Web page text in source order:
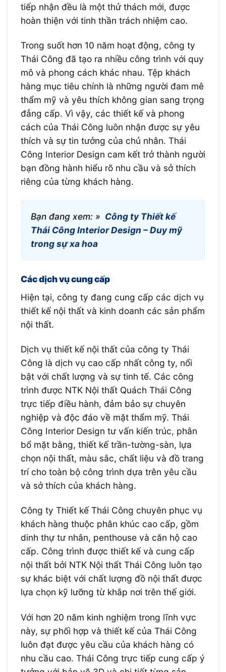
tiếp nhận đều là một thử thách mới, được
hoàn thiện với tinh thần trách nhiệm cao.
Trong suốt hơn 10 năm hoạt động, công ty
Thái Công đã tạo ra nhiều công trình với quy
mô và phong cách khác nhau. Tệp khách
hàng mục tiêu chính là những người đam mê
thẩm mỹ và yêu thích không gian sang trọng
đẳng cấp. Vì vậy, các thiết kế và phong
cách của Thái Công luôn nhận được sự yêu
thích và sự tin tưởng của chủ nhân. Thái
Công Interior Design cam kết trở thành người
bạn đồng hành hiểu rõ nhu cầu và sở thích
riêng của từng khách hàng.
Bạn đang xem: » Công ty Thiết kế
Thái Công Interior Design – Duy mỹ
trong sự xa hoa
Các dịch vụ cung cấp
Hiện tại, công ty đang cung cấp các dịch vụ
thiết kế nội thất và kinh doanh các sản phẩm
nội thất.
Dịch vụ thiết kế nội thất của công ty Thái
Công là dịch vụ cao cấp nhất công ty, nổi
bật với chất lượng và sự tinh tế. Các công
trình được NTK Nội thất Quách Thái Công
trực tiếp điều hành, đảm bảo sự chuyên
nghiệp và độc đáo về mặt thẩm mỹ. Thái
Công Interior Design tư vấn kiến trúc, phân
bổ mặt bằng, thiết kế trần-tường-sàn, lựa
chọn nội thất, màu sắc, chất liệu và đồ trang
trí cho toàn bộ công trình dựa trên yêu cầu
và sở thích của khách hàng.
Công ty Thiết kế Thái Công chuyên phục vụ
khách hàng thuộc phân khúc cao cấp, gồm
dinh thự tư nhân, penthouse và căn hộ cao
cấp. Công trình được thiết kế và cung cấp
nội thất bởi NTK Nội thất Thái Công luôn tạo
sự khác biệt với chất lượng đồ nội thất được
lựa chọn kỹ lưỡng từ khắp nơi trên thế giới.
Với hơn 20 năm kinh nghiệm trong lĩnh vực
này, sự phối hợp và thiết kế của Thái Công
luôn đạt được yêu cầu của khách hàng có
nhu cầu cao. Thái Công trực tiếp cung cấp ý